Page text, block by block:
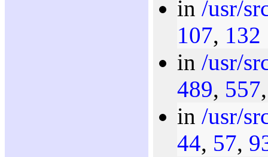
in /usr/
107, 132
in /usr/
489, 557
in /usr/
44, 57,